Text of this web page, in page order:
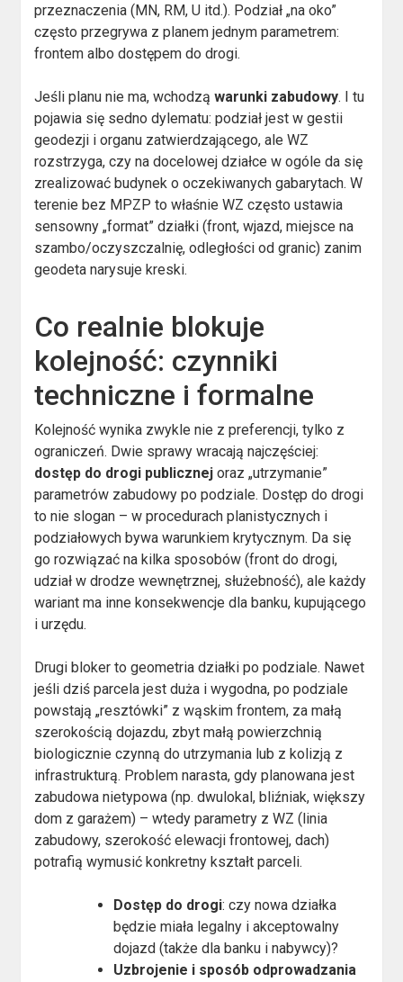
przeznaczenia (MN, RM, U itd.). Podział „na oko”
często przegrywa z planem jednym parametrem:
frontem albo dostępem do drogi.
Jeśli planu nie ma, wchodząwarunki zabudowy. I tu
pojawia się sedno dylematu: podział jest w gestii
geodezji i organu zatwierdzającego, ale WZ
rozstrzyga, czy na docelowej działce w ogóle da się
zrealizować budynek o oczekiwanych gabarytach. W
terenie bez MPZP to właśnie WZ często ustawia
sensowny „format” działki (front, wjazd, miejsce na
szambo/oczyszczalnię, odległości od granic) zanim
geodeta narysuje kreski.
Co realnie blokuje
kolejność: czynniki
techniczne i formalne
Kolejność wynika zwykle nie z preferencji, tylko z
ograniczeń. Dwie sprawy wracają najczęściej:
dostęp do drogi publicznej oraz „utrzymanie”
parametrów zabudowy po podziale. Dostęp do drogi
to nie slogan – w procedurach planistycznych i
podziałowych bywa warunkiem krytycznym. Da się
go rozwiązać na kilka sposobów (front do drogi,
udział w drodze wewnętrznej, służebność), ale każdy
wariant ma inne konsekwencje dla banku, kupującego
i urzędu.
Drugi bloker to geometria działki po podziale. Nawet
jeśli dziś parcela jest duża i wygodna, po podziale
powstają „resztówki” z wąskim frontem, za małą
szerokością dojazdu, zbyt małą powierzchnią
biologicznie czynną do utrzymania lub z kolizją z
infrastrukturą. Problem narasta, gdy planowana jest
zabudowa nietypowa (np. dwulokal, bliźniak, większy
dom z garażem) – wtedy parametry z WZ (linia
zabudowy, szerokość elewacji frontowej, dach)
potrafią wymusić konkretny kształt parceli.
Dostęp do drogi: czy nowa działka
będzie miała legalny i akceptowalny
dojazd (także dla banku i nabywcy)?
Uzbrojenie i sposób odprowadzania